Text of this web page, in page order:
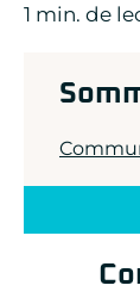
1 min. de